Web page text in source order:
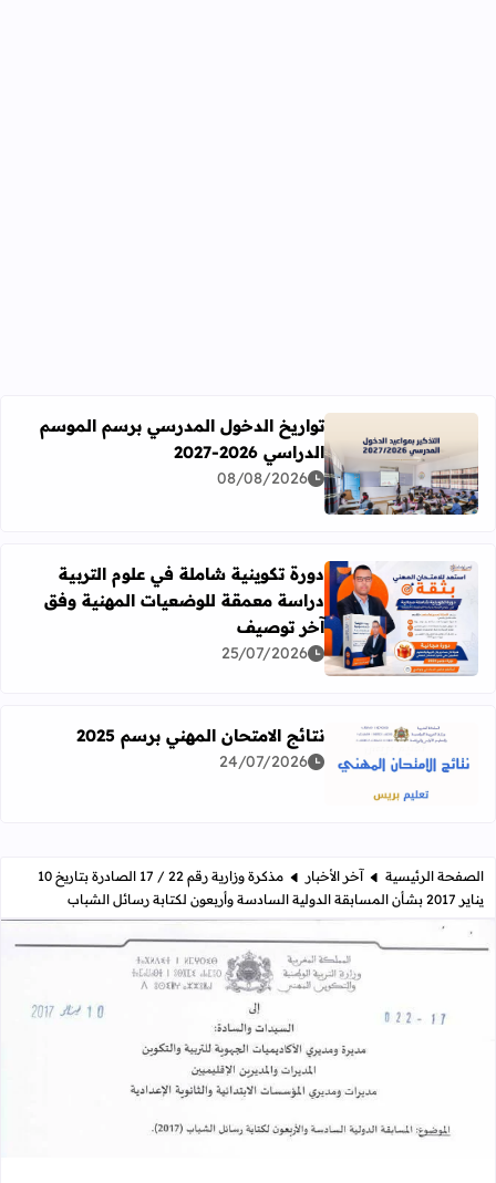
اقرأ المزيد عن تواريخ الدخول المدرسي برسم الموسم الدراسي 2026-
تواريخ الدخول المدرسي برسم الموسم
الدراسي 2026-2027
08/08/2026
اقرأ المزيد عن دورة تكوينية شاملة في علوم التربية
دورة تكوينية شاملة في علوم التربية
دراسة معمقة للوضعيات المهنية وفق
آخر توصيف
25/07/2026
اقرأ المزيد عن نتائج الامتحان المهني برسم 2025
نتائج الامتحان المهني برسم 2025
24/07/2026
الصفحة الرئيسية آخر الأخبار
مذكرة وزارية رقم 22 / 17 الصادرة بتاريخ 10
يناير 2017 بشأن المسابقة الدولية السادسة وأربعون لكتابة رسائل الشباب
مذكرة وزارية رقم 22 / 17 الصادرة بتاريخ 10 يناير 2017 بشأن المسابقة الدولية السادسة وأربعون لكتابة رسائل الشباب